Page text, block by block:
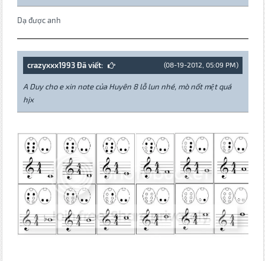
Dạ được anh
(08-19-2012, 05:09 PM)
crazyxxx1993 Đã viết:
A Duy cho e xin note của Huyên 8 lỗ lun nhé, mò nốt mệt quá
hjx